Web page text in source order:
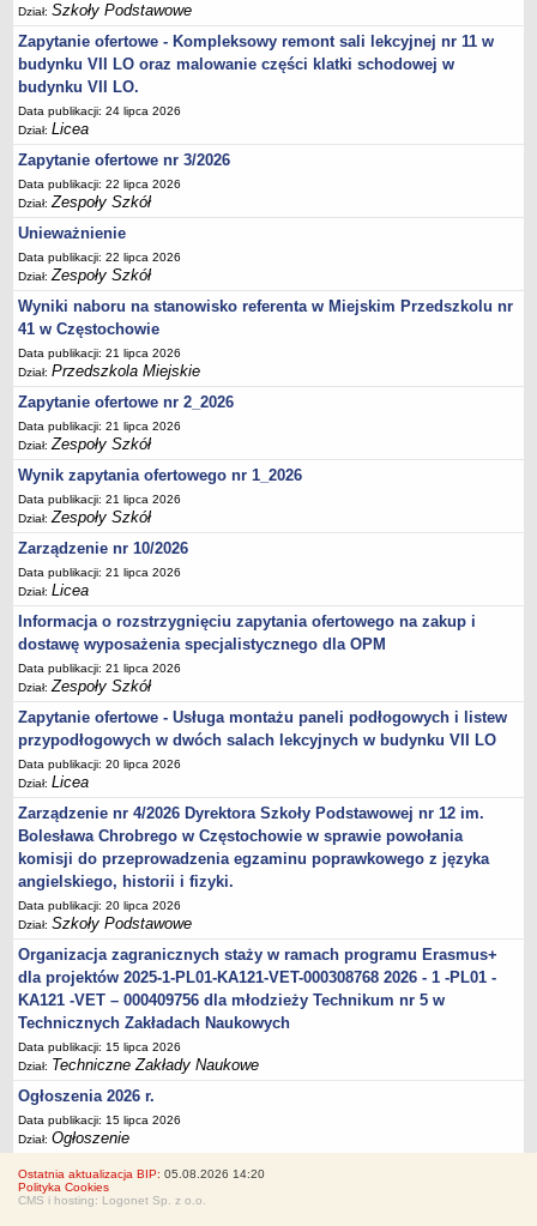
Dział:Szkoły Podstawowe
Zapytanie ofertowe - Kompleksowy remont sali lekcyjnej nr 11 w
budynku VII LO oraz malowanie części klatki schodowej w
budynku VII LO.
Data publikacji: 24 lipca 2026
Dział:Licea
Zapytanie ofertowe nr 3/2026
Data publikacji: 22 lipca 2026
Dział:Zespoły Szkół
Unieważnienie
Data publikacji: 22 lipca 2026
Dział:Zespoły Szkół
Wyniki naboru na stanowisko referenta w Miejskim Przedszkolu nr
41 w Częstochowie
Data publikacji: 21 lipca 2026
Dział:Przedszkola Miejskie
Zapytanie ofertowe nr 2_2026
Data publikacji: 21 lipca 2026
Dział:Zespoły Szkół
Wynik zapytania ofertowego nr 1_2026
Data publikacji: 21 lipca 2026
Dział:Zespoły Szkół
Zarządzenie nr 10/2026
Data publikacji: 21 lipca 2026
Dział:Licea
Informacja o rozstrzygnięciu zapytania ofertowego na zakup i
dostawę wyposażenia specjalistycznego dla OPM
Data publikacji: 21 lipca 2026
Dział:Zespoły Szkół
Zapytanie ofertowe - Usługa montażu paneli podłogowych i listew
przypodłogowych w dwóch salach lekcyjnych w budynku VII LO
Data publikacji: 20 lipca 2026
Dział:Licea
Zarządzenie nr 4/2026 Dyrektora Szkoły Podstawowej nr 12 im.
Bolesława Chrobrego w Częstochowie w sprawie powołania
komisji do przeprowadzenia egzaminu poprawkowego z języka
angielskiego, historii i fizyki.
Data publikacji: 20 lipca 2026
Dział:Szkoły Podstawowe
Organizacja zagranicznych staży w ramach programu Erasmus+
dla projektów 2025-1-PL01-KA121-VET-000308768 2026 - 1 -PL01 -
KA121 -VET – 000409756 dla młodzieży Technikum nr 5 w
Technicznych Zakładach Naukowych
Data publikacji: 15 lipca 2026
Dział: Techniczne Zakłady Naukowe
Ogłoszenia 2026 r.
Data publikacji: 15 lipca 2026
Dział:Ogłoszenie
Ostatnia aktualizacja BIP: 05.08.2026 14:20
Polityka Cookies
CMS i hosting: Logonet Sp. z o.o.